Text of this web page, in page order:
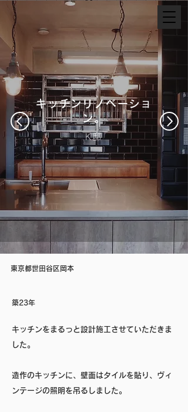
キッチンリノベーショ
ン。
K邸
東京都世田谷区岡本
築23年
キッチンをまるっと設計施工させていただきま
した。
造作のキッチンに、壁面はタイルを貼り、ヴィ
ンテージの照明を吊るしました。